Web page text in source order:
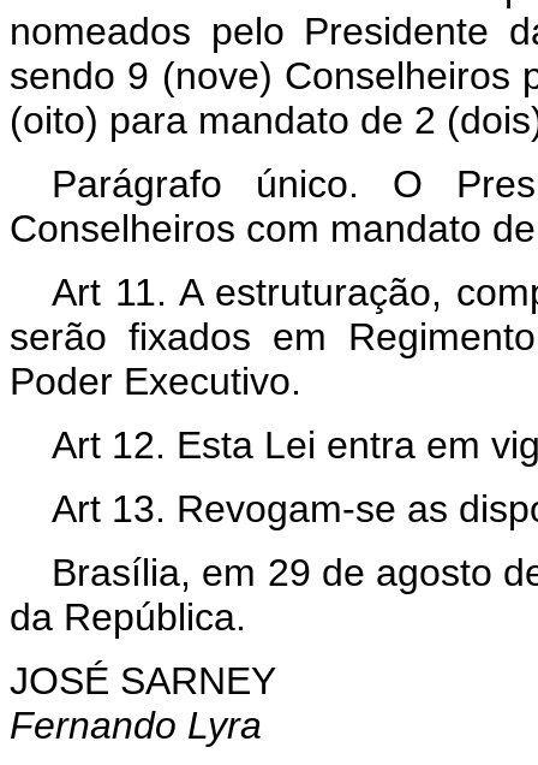
nomeados pelo Presidente
sendo 9 (nove) Conselheiros
(oito) para mandato de 2
Parágrafo único. O
Conselheiros com mandato
Art 11. A estruturação,
serão fixados em
Poder Executivo.
Art 12. Esta Lei entra em
Art 13. Revogam-se as
Brasília, em 29 de agosto
da República.
JOSÉ SARNEY
Fernando Lyra